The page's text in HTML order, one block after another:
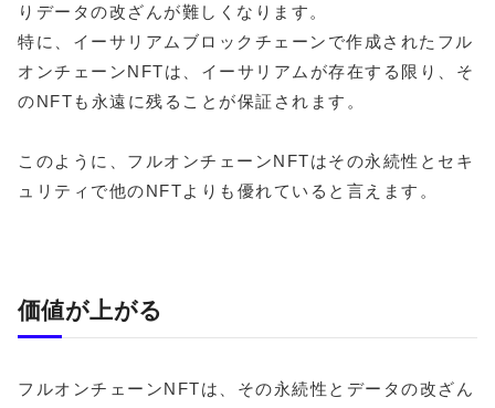
りデータの改ざんが難しくなります。
特に、イーサリアムブロックチェーンで作成されたフル
オンチェーンNFTは、イーサリアムが存在する限り、そ
のNFTも永遠に残ることが保証されます。
このように、フルオンチェーンNFTはその永続性とセキ
ュリティで他のNFTよりも優れていると言えます。
価値が上がる
フルオンチェーンNFTは、その永続性とデータの改ざん